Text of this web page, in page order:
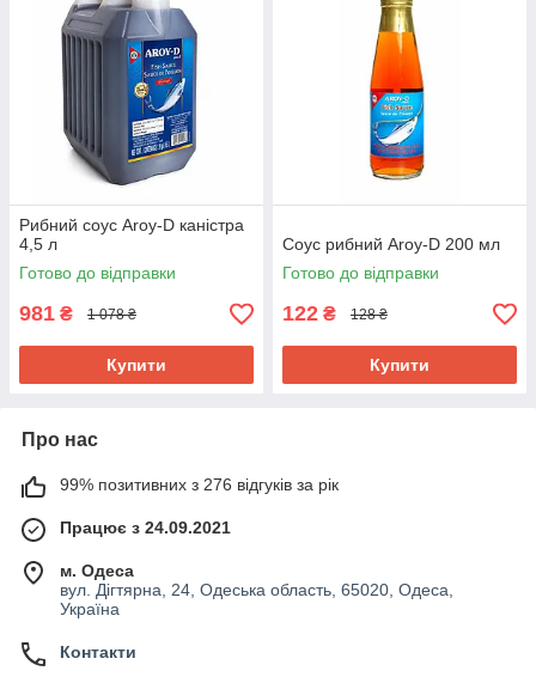
Рибний соус Aroy-D каністра
4,5 л
Готово до відправки
981 ₴ 1 078 ₴
Купити
Соус рибний Aroy-D 200 мл
Готово до відправки
122 ₴ 128 ₴
Купити
Про нас
99% позитивних з 276 відгуків за рік
Працює з 24.09.2021
м. Одеса
вул. Дігтярна, 24, Одеська область, 65020, Одеса,
Україна
Контакти